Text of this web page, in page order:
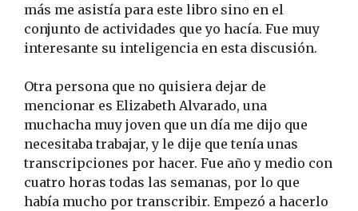
más me asistía para este libro sino en el
conjunto de actividades que yo hacía. Fue muy
interesante su inteligencia en esta discusión.
Otra persona que no quisiera dejar de
mencionar es Elizabeth Alvarado, una
muchacha muy joven que un día me dijo que
necesitaba trabajar, y le dije que tenía unas
transcripciones por hacer. Fue año y medio con
cuatro horas todas las semanas, por lo que
había mucho por transcribir. Empezó a hacerlo